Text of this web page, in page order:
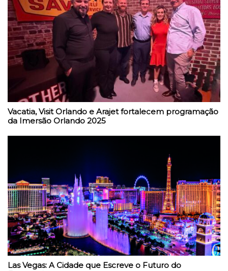
Vacatia, Visit Orlando e Arajet fortalecem programação
da Imersão Orlando 2025
Las Vegas: A Cidade que Escreve o Futuro do